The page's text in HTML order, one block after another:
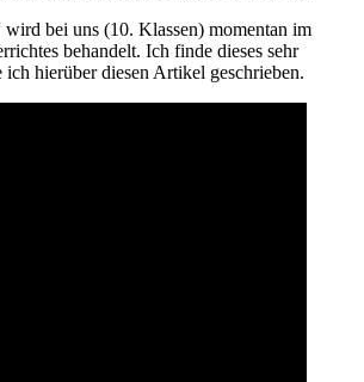
wird bei uns (10. Klassen) momentan im
behandelt. Ich finde dieses sehr
hierüber diesen Artikel geschrieben.